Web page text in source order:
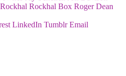
Rockhal Rockhal Box Roger Dean
LinkedIn Tumblr Email